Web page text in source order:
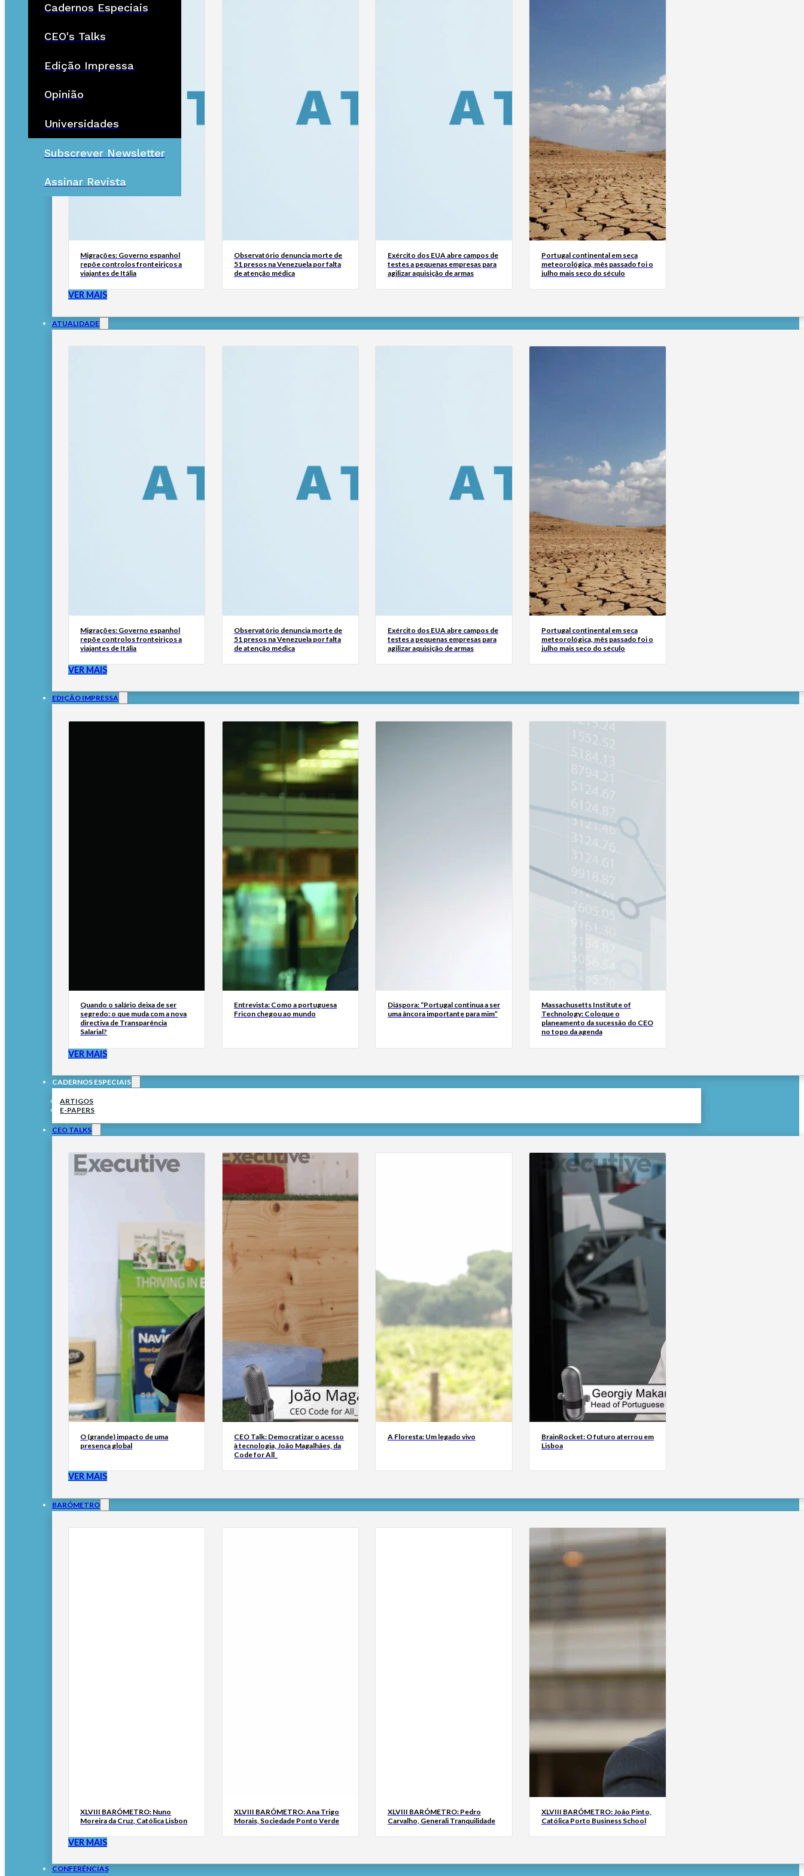
Cadernos Especiais
CEO's Talks
Edição Impressa
Opinião
Universidades
Subscrever Newsletter
Assinar Revista
Migrações: Governo espanhol
repõe controlos fronteiriços a
viajantes de Itália
Observatório denuncia morte de
51 presos na Venezuela por falta
de atenção médica
Exército dos EUA abre campos de
testes a pequenas empresas para
agilizar aquisição de armas
Portugal continental em seca
meteorológica, mês passado foi o
julho mais seco do século
VER MAIS
ATUALIDADE
Migrações: Governo espanhol
repõe controlos fronteiriços a
viajantes de Itália
Observatório denuncia morte de
51 presos na Venezuela por falta
de atenção médica
Exército dos EUA abre campos de
testes a pequenas empresas para
agilizar aquisição de armas
Portugal continental em seca
meteorológica, mês passado foi o
julho mais seco do século
VER MAIS
EDIÇÃO IMPRESSA
Quando o salário deixa de ser
segredo: o que muda com a nova
directiva de Transparência
Salarial?
Entrevista: Como a portuguesa
Fricon chegou ao mundo
Diáspora: “Portugal continua a ser
uma âncora importante para mim”
Massachusetts Institute of
Technology: Coloque o
planeamento da sucessão do CEO
no topo da agenda
VER MAIS
CADERNOS ESPECIAIS
ARTIGOS
E-PAPERS
CEO TALKS
O (grande) impacto de uma
presença global
CEO Talk: Democratizar o acesso
à tecnologia, João Magalhães, da
Code for All_
A Floresta: Um legado vivo
BrainRocket: O futuro aterrou em
Lisboa
VER MAIS
BARÓMETRO
XLVIII BARÓMETRO: Nuno
Moreira da Cruz, Católica Lisbon
XLVIII BARÓMETRO: Ana Trigo
Morais, Sociedade Ponto Verde
XLVIII BARÓMETRO: Pedro
Carvalho, Generali Tranquilidade
XLVIII BARÓMETRO: João Pinto,
Católica Porto Business School
VER MAIS
CONFERÊNCIAS